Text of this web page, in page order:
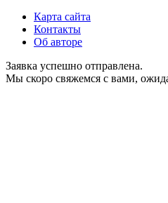
Карта сайта
Контакты
Об авторе
Заявка успешно отправлена.
Мы скоро свяжемся с вами,